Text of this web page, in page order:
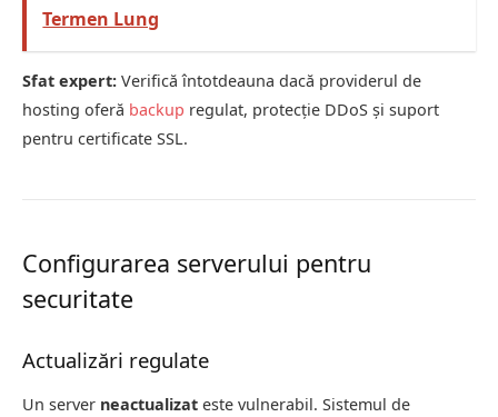
Termen Lung
Sfat expert: Verifică întotdeauna dacă providerul de
hosting oferă backup regulat, protecție DDoS și suport
pentru certificate SSL.
Configurarea serverului pentru
securitate
Actualizări regulate
Un server neactualizat este vulnerabil. Sistemul de